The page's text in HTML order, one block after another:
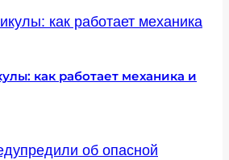
как работает механика и